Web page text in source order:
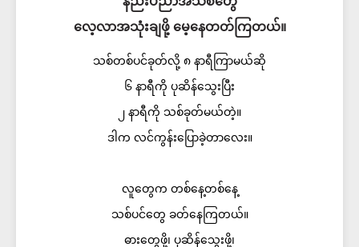
လေ့လာအသုံးချဖို့ မေ့နေတတ်ကြတယ်။
သစ်တစ်ပင်ခုတ်လို့ ၈ နာရီကြာမယ်ဆို
၆ နာရီကို ပုဆိန်သွေးပြီး
၂ နာရီကို သစ်ခုတ်မယ်တဲ့။
ဒါက လင်ကွန်းပြောခဲ့တာလေး။
လူတွေက တစ်နေ့တစ်နေ့
သစ်ပင်တွေ ခတ်နေကြတယ်။
ဓားတွေဖို့၊ ပုဆိန်သွေးဖို့၊